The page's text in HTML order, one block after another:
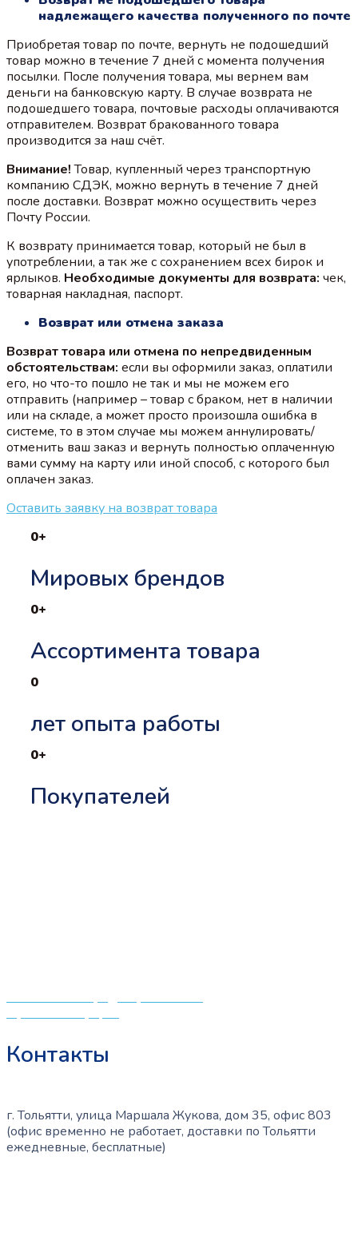
надлежащего качества полученного по почте
Приобретая товар по почте, вернуть не подошедший
товар можно в течение 7 дней с момента получения
посылки. После получения товара, мы вернем вам
деньги на банковскую карту. В случае возврата не
подошедшего товара, почтовые расходы оплачиваются
отправителем. Возврат бракованного товара
производится за наш счёт.
Внимание!Товар, купленный через транспортную
компанию СДЭК, можно вернуть в течение 7 дней
после доставки. Возврат можно осуществить через
Почту России.
К возврату принимается товар, который не был в
употреблении, а так же с сохранением всех бирок и
ярлыков. Необходимые документы для возврата: чек,
товарная накладная, паспорт.
Возврат или отмена заказа
Возврат товара или отмена по непредвиденным
обстоятельствам: если вы оформили заказ, оплатили
его, но что-то пошло не так и мы не можем его
отправить (например – товар с браком, нет в наличии
или на складе, а может просто произошла ошибка в
системе, то в этом случае мы можем аннулировать/
отменить ваш заказ и вернуть полностью оплаченную
вами сумму на карту или иной способ, с которого был
оплачен заказ.
Оставить заявку на возврат товара
0+
Мировых брендов
0+
Ассортимента товара
0
лет опыта работы
0+
Покупателей
Контакты
г. Тольятти, улица Маршала Жукова, дом 35, офис 803
(офис временно не работает, доставки по Тольятти
ежедневные, бесплатные)